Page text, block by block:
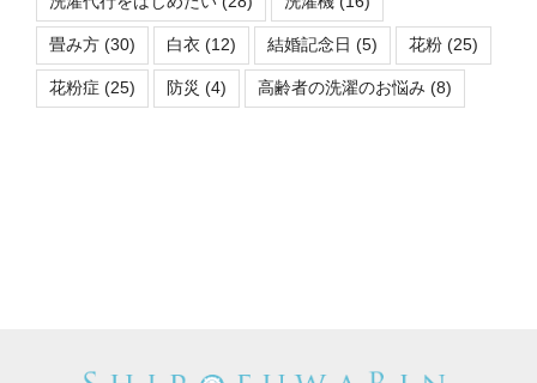
畳み方 (30) 白衣 (12) 結婚記念日 (5) 花粉 (25)
花粉症 (25) 防災 (4) 高齢者の洗濯のお悩み (8)